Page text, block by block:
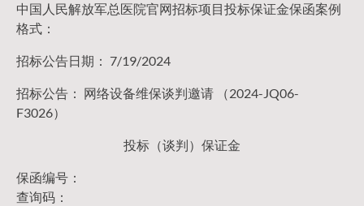
中国人民解放军总医院官网招标项目投标保证金保函案例
格式：
招标公告日期： 7/19/2024
招标公告： 网络设备维保谈判邀请 （2024-JQ06-
F3026）
投标（谈判）保证金
保函编号：
查询码：